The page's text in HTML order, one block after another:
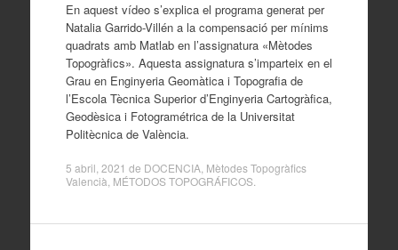
En aquest vídeo s’explica el programa generat per
Natalia Garrido-Villén a la compensació per mínims
quadrats amb Matlab en l’assignatura «Mètodes
Topogràfics». Aquesta assignatura s’imparteix en el
Grau en Enginyeria Geomàtica i Topografia de
l’Escola Tècnica Superior d’Enginyeria Cartogràfica,
Geodèsica i Fotogramétrica de la Universitat
Politècnica de València.
5 abril, 2021 de DOCENCIA, Mètodes Topogràfics
Valencià MÉTODOS TOPOGRÁFICOS.